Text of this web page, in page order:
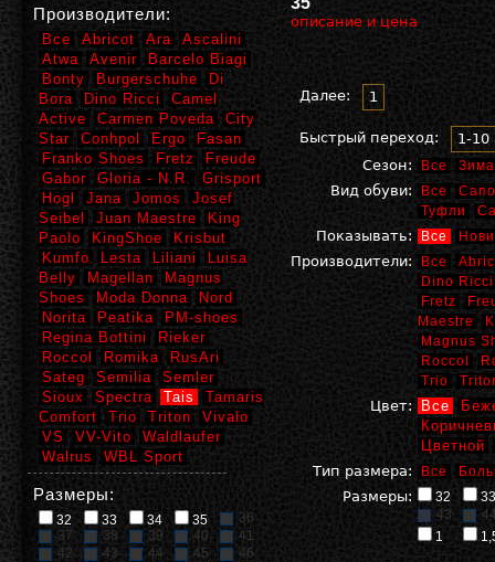
описание и цена
Далее: 1
Быстрый переход:
1-10
Сезон:
Все Зима
Вид обуви: Все
Туфли
Показывать: Все
Производители: Все
Dino Ricci
Fretz
Maestre
Magnus
Roccol
Trio
Цвет: Все
Цветной
Тип размера:
Все
Размеры: 32
33
43
1
Производители:
Все Abricot Ara
Ascalini
Atwa
Avenir
Barcelo Biagi
Bonty
Burgerschuhe
Di
Bora
Dino Ricci
Camel
Active
Carmen Poveda
City
Star
Conhpol Ergo
Fasan
Franko Shoes
Fretz
Freude
Gabor
Gloria - N.R.
Grisport
Hogl
Jana Jomos
Josef
Seibel
Juan Maestre
King
Paolo
KingShoe
Krisbut
Kumfo
Lesta Liliani
Luisa
Belly
Magellan
Magnus
Shoes
Moda Donna
Nord
Norita
Peatika
PM-shoes
Regina Bottini
Rieker
Roccol
Romika
RusAri
Sateg
Semilia
Semler
Sioux
Spectra Tais
Tamaris
Comfort
Trio Triton
Vivalo
VS
VV-Vito
Waldlaufer
Walrus
WBL Sport
Размеры:
32 33 34 35
36
37
38 39 40
41
42
43 44 45
46